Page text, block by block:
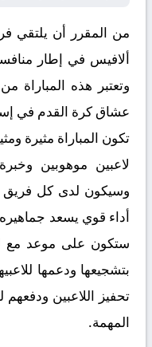
من المقرر أن يلتقي
ألافيس في إطار
وتعتبر هذه المباراة
عشاق كرة القدم في
تكون المباراة مثيرة
لاعبين موهوبين
وسيكون لدى كل فريق
أداء قوي يسعد
ستكون على موعد مع
بتشجيعها ودعمها
تحفيز اللاعبين
المهمة.